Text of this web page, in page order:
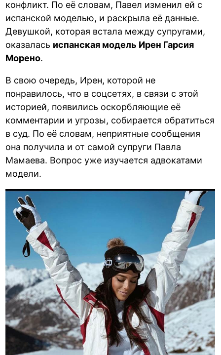
конфликт. По её словам, Павел изменил ей с
испанской моделью, и раскрыла её данные.
Девушкой, которая встала между супругами,
оказалась испанская модель Ирен Гарсия
Морено.
В свою очередь, Ирен, которой не
понравилось, что в соцсетях, в связи с этой
историей, появились оскорбляющие её
комментарии и угрозы, собирается обратиться
в суд. По её словам, неприятные сообщения
она получила и от самой супруги Павла
Мамаева. Вопрос уже изучается адвокатами
модели.